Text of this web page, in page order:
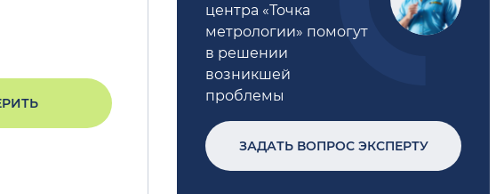
центра «Точка
метрологии» помогут
в решении
возникшей
проблемы
ЗАДАТЬ ВОПРОС ЭКСПЕРТУ